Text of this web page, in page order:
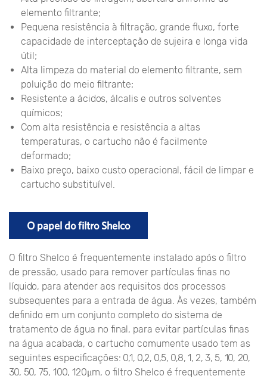
elemento filtrante;
Pequena resistência à filtração, grande fluxo, forte
capacidade de interceptação de sujeira e longa vida
útil;
Alta limpeza do material do elemento filtrante, sem
poluição do meio filtrante;
Resistente a ácidos, álcalis e outros solventes
químicos;
Com alta resistência e resistência a altas
temperaturas, o cartucho não é facilmente
deformado;
Baixo preço, baixo custo operacional, fácil de limpar e
cartucho substituível.
O papel do filtro Shelco
O filtro Shelco é frequentemente instalado após o filtro
de pressão, usado para remover partículas finas no
líquido, para atender aos requisitos dos processos
subsequentes para a entrada de água. Às vezes, também
definido em um conjunto completo do sistema de
tratamento de água no final, para evitar partículas finas
na água acabada, o cartucho comumente usado tem as
seguintes especificações: 0,1, 0,2, 0,5, 0,8, 1, 2, 3, 5, 10, 20,
30, 50, 75, 100, 120μm, o filtro Shelco é frequentemente